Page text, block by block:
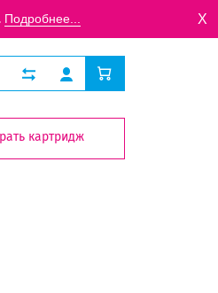
Подробнее... X
картридж